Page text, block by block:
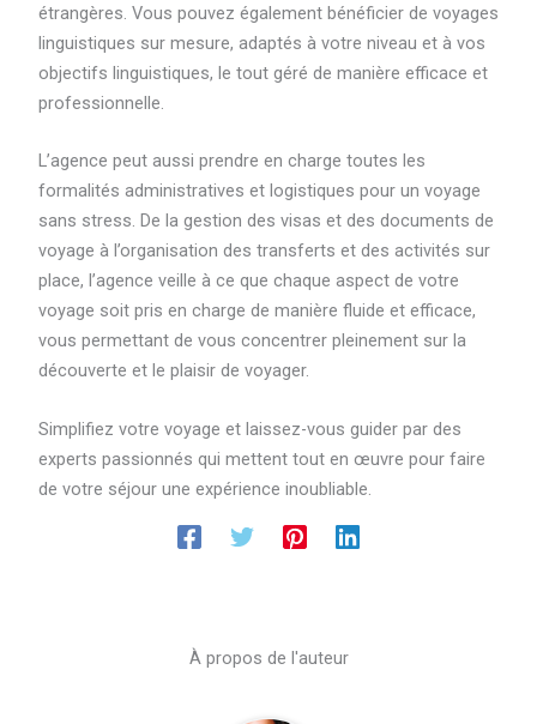
étrangères. Vous pouvez également bénéficier de voyages
linguistiques sur mesure, adaptés à votre niveau et à vos
objectifs linguistiques, le tout géré de manière efficace et
professionnelle.
L’agence peut aussi prendre en charge toutes les
formalités administratives et logistiques pour un voyage
sans stress. De la gestion des visas et des documents de
voyage à l’organisation des transferts et des activités sur
place, l’agence veille à ce que chaque aspect de votre
voyage soit pris en charge de manière fluide et efficace,
vous permettant de vous concentrer pleinement sur la
découverte et le plaisir de voyager.
Simplifiez votre voyage et laissez-vous guider par des
experts passionnés qui mettent tout en œuvre pour faire
de votre séjour une expérience inoubliable.
À propos de l'auteur